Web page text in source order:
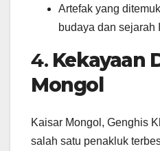
Artefak yang
budaya dan sejarah
4. Kekayaan
Mongol
Kaisar Mongol, Genghis
salah satu penakluk